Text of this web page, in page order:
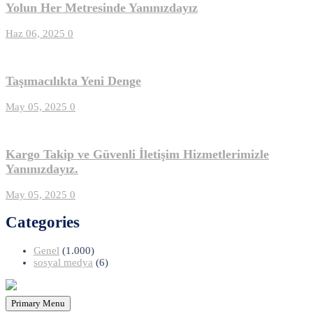
Yolun Her Metresinde Yanınızdayız
Haz 06, 2025 0
Taşımacılıkta Yeni Denge
May 05, 2025 0
Kargo Takip ve Güvenli İletişim Hizmetlerimizle
Yanınızdayız.
May 05, 2025 0
Categories
Genel (1.000)
sosyal medya (6)
Primary Menu